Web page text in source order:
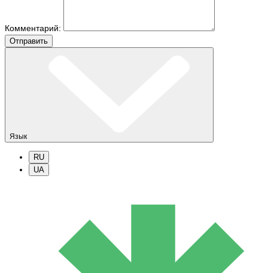
Комментарий:
Отправить
Язык
RU
UA